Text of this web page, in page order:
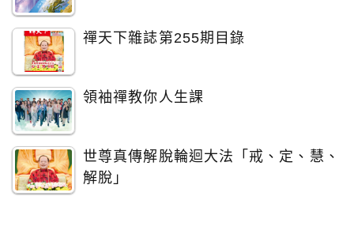
禪天下雜誌第255期目錄
領袖禪教你人生課
世尊真傳解脫輪迴大法「戒、定、慧、
解脫」